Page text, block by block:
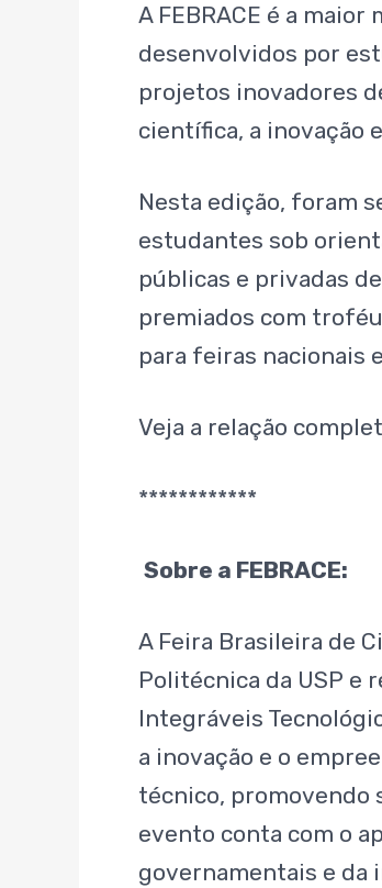
A FEBRACE é a
desenvolvidos por
projetos inovadores
científica, a inovação
Nesta edição, foram
estudantes sob
públicas e privadas
premiados com
para feiras nacionais
Veja a relação
************
Sobre a FEBRACE:
A Feira Brasileira de
Politécnica da USP e
Integráveis
a inovação e o
técnico, promovendo
evento conta com o
governamentais e da